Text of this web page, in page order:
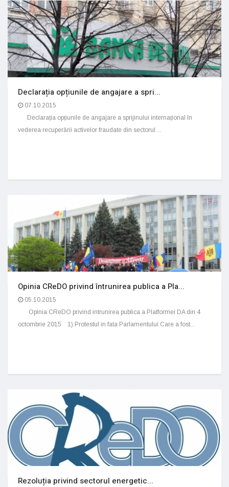
Declarația opțiunile de angajare a spri...
07.10.2015
Declarația opțiunile de angajare a sprijinului internațional în
vederea recuperării activelor fraudate din sectorul ...
Opinia CReDO privind întrunirea publica a Pla...
05.10.2015
Opinia CReDO privind intrunirea publica a Platformei DA din 4
octombrie 2015 1) Protestul in fata Parlamentului Care a fost...
Rezoluția privind sectorul energetic...